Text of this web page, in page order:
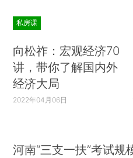
私房课
向松祚：宏观经济70
讲，带你了解国内外
经济大局
2022年04月06日
河南“三支一扶”考试规